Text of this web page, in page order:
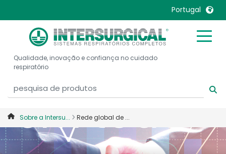
Portugal
United Kingdom
United States
België, Nederlands
Canada, English
Canada, Français
Mexico
Nederlands
Qualidade, inovação e confiança no cuidado
respiratório
Sobre a Intersu... Rede global de ...
clientes
em todo